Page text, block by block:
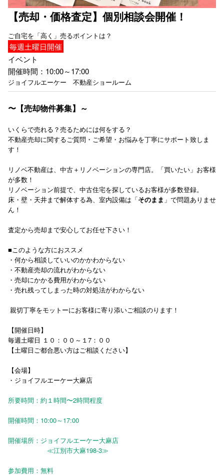
【売却・価格査定】個別相談会開催！
ご自宅を「高く」売るポイントは？
毎週土曜日開催
イベント
開催時間：10:00～17:00
ジョイフルエーケー 不動産ショールーム
〜【売却物件募集】～
いくらで売れる？売るためには何をする？
不動産売却に関するご質問・ご希望・お悩みを丁寧にサポート致しま
す！
リノベ不動産は、中古＋リノベーションの専門店。「買いたい」お客様
が多数！
リノベーション前提で、中古住宅を探しているお客様が多数登録。
床・壁・天井まで解体する為、室内設備は「そのまま 」で問題ありませ
ん！
査定から売却まで安心してお任せ下さい！
■このような方におススメ
・何から相談していいのかかわからない
・不動産売却の流れがわからない
・売却にかかる費用がわからない
・売れ残ってしまった時の対処法がわからない
親切丁寧をモットーにお客様に寄り添いご相談のります！
【開催日時】
毎週土曜日 １０：００～１7：００
【土曜日ご都合悪い方はご相談ください】
【会場】
・ジョイフルエーケー大麻店
所要時間：約１時間〜2時間程度
開催時間：10:00～17:00
開催場所：ジョイフルエーケー大麻店
≪江別市大麻198-3≫
参加費用：無料